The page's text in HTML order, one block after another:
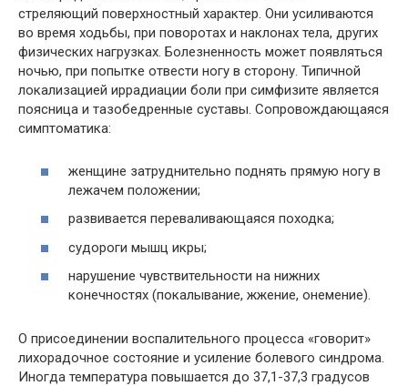
стреляющий поверхностный характер. Они усиливаются
во время ходьбы, при поворотах и наклонах тела, других
физических нагрузках. Болезненность может появляться
ночью, при попытке отвести ногу в сторону. Типичной
локализацией иррадиации боли при симфизите является
поясница и тазобедренные суставы. Сопровождающаяся
симптоматика:
женщине затруднительно поднять прямую ногу в
лежачем положении;
развивается переваливающаяся походка;
судороги мышц икры;
нарушение чувствительности на нижних
конечностях (покалывание, жжение, онемение).
О присоединении воспалительного процесса «говорит»
лихорадочное состояние и усиление болевого синдрома.
Иногда температура повышается до 37,1-37,3 градусов